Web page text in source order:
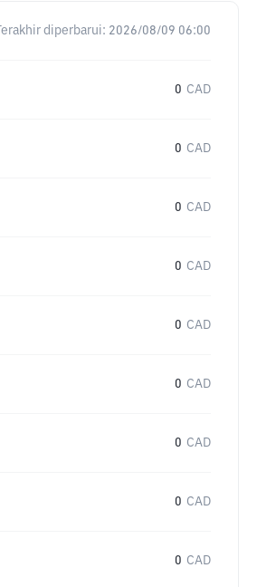
Terakhir diperbarui: 2026/08/09 06:00
0 CAD
0 CAD
0 CAD
0 CAD
0 CAD
0 CAD
0 CAD
0 CAD
0 CAD